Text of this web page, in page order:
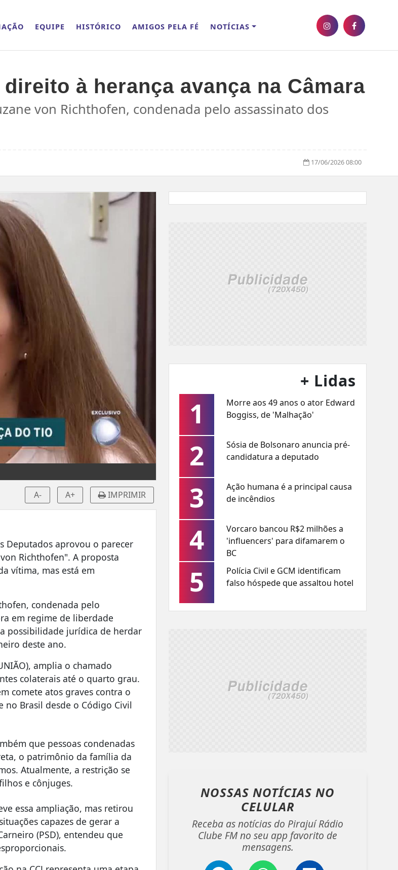
EQUIPE HISTÓRICO AMIGOS PELA FÉ NOTÍCIAS
à herança avança na Câmara
von Richthofen, condenada pelo assassinato dos
17/06/2026 08:00
A- A+ IMPRIMIR
Deputados aprovou o parecer
Richthofen". A proposta
vítima, mas está em
condenada pelo
em regime de liberdade
possibilidade jurídica de herdar
deste ano.
amplia o chamado
colaterais até o quarto grau.
comete atos graves contra o
no Brasil desde o Código Civil
que pessoas condenadas
o patrimônio da família da
Atualmente, a restrição se
e cônjuges.
essa ampliação, mas retirou
capazes de gerar a
(PSD), entendeu que
+ Lidas
1
Morre aos 49 anos o ator Edward
Boggiss, de 'Malhação'
2
Sósia de Bolsonaro anuncia pré-
candidatura a deputado
3
Ação humana é a principal causa
de incêndios
4
Vorcaro bancou R$2 milhões a
'influencers' para difamarem o
BC
5
Polícia Civil e GCM identificam
falso hóspede que assaltou hotel
NOSSAS NOTÍCIASNO
CELULAR
Receba as notícias do Pirajuí Rádio
Clube FM no seu app favorito de
mensagens.